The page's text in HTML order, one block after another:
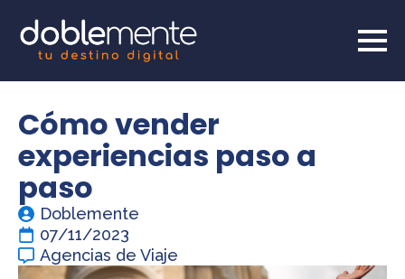
Cómo vender
experiencias paso a
paso
Doblemente
07/11/2023
Agencias de Viaje